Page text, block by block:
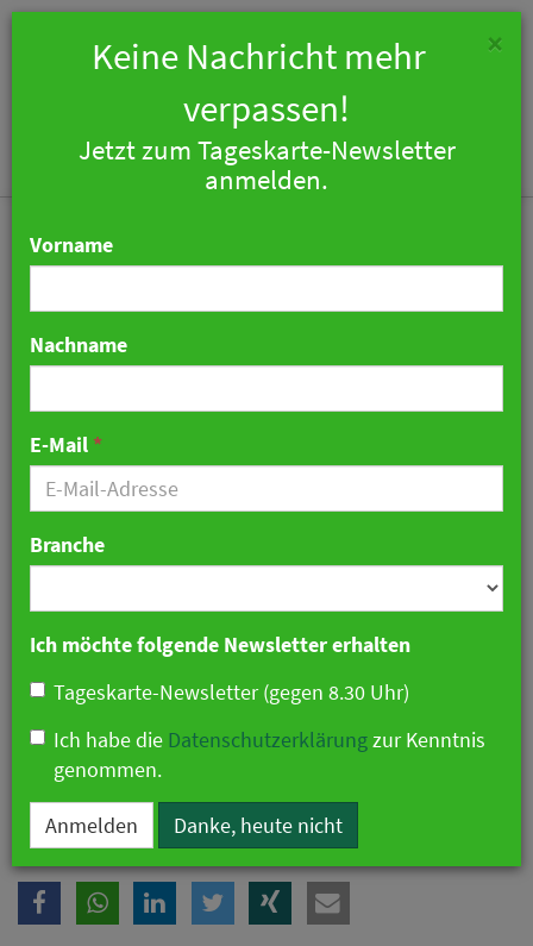
Neue Marktübersicht für
„Serviced Apartments“
06. Februar 2019 07:58 Uhr| Hotellerie
Foto: H-Hotels
×
Keine Nachricht mehr
verpassen!
Jetzt zum Tageskarte-Newsletter
anmelden.
Vorname
Nachname
E-Mail *
Branche
Ich möchte folgende Newsletter erhalten
Tageskarte-Newsletter (gegen 8.30 Uhr)
Ich habe die Datenschutzerklärungzur Kenntnis
genommen.
Anmelden Danke, heute nicht